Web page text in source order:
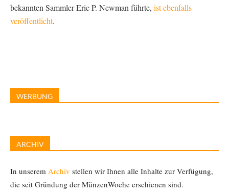
bekannten Sammler Eric P. Newman führte, ist ebenfalls
veröffentlicht.
WERBUNG
ARCHIV
In unserem Archiv stellen wir Ihnen alle Inhalte zur Verfügung,
die seit Gründung der MünzenWoche erschienen sind.